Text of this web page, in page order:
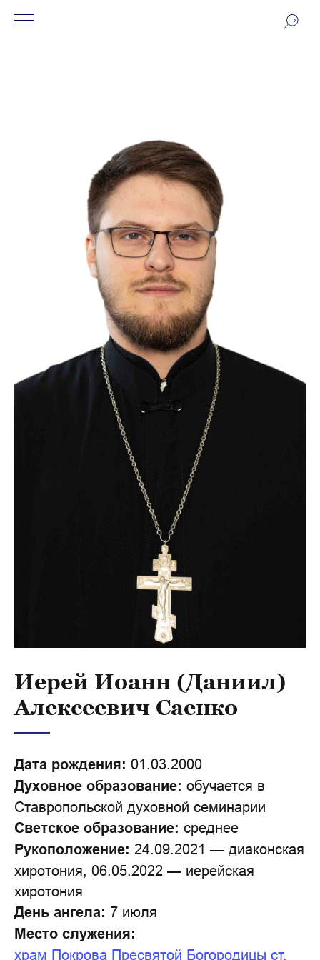
Иерей Иоанн (Даниил)
Алексеевич Саенко
Дата рождения: 01.03.2000
Духовное образование: обучается в
Ставропольской духовной семинарии
Светское образование: среднее
Рукоположение: 24.09.2021 — диаконская
хиротония, 06.05.2022 — иерейская
хиротония
День ангела: 7 июля
Место служения:
храм Покрова Пресвятой Богородицы ст.